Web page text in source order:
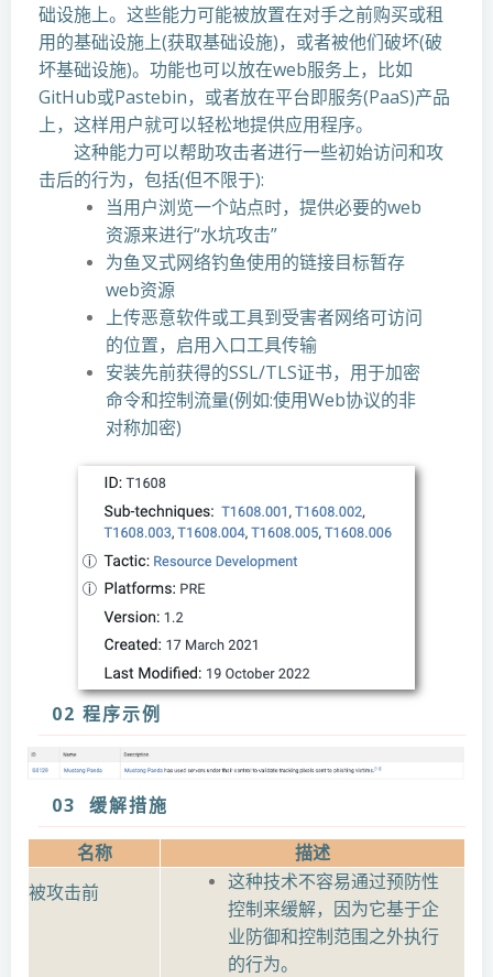
础设施上。这些能力可能被放置在对手之前购买或租
用的基础设施上(获取基础设施)，或者被他们破坏(破
坏基础设施)。功能也可以放在web服务上，比如
GitHub或Pastebin，或者放在平台即服务(PaaS)产品
上，这样用户就可以轻松地提供应用程序。
这种能力可以帮助攻击者进行一些初始访问和攻
击后的行为，包括(但不限于):
当用户浏览一个站点时，提供必要的web
资源来进行“水坑攻击”
为鱼叉式网络钓鱼使用的链接目标暂存
web资源
上传恶意软件或工具到受害者网络可访问
的位置，启用入口工具传输
安装先前获得的SSL/TLS证书，用于加密
命令和控制流量(例如:使用Web协议的非
对称加密)
02 程序示例
03 缓解措施
名称
描述
被攻击前
这种技术不容易通过预防性
控制来缓解，因为它基于企
业防御和控制范围之外执行
的行为。